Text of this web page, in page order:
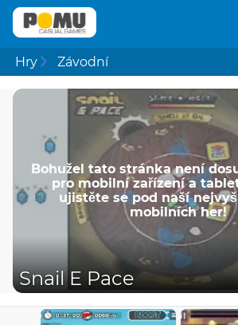
Hry Závodní
Bohužel tato stránka není
pro mobilní zařízení a
ujistěte se pod naší
mobilních her!
Snail E Pace